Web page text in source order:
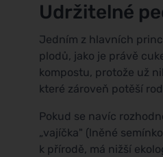
Udržitelné
Jedním z hlavních
plodů, jako je právě
kompostu, protože už
které zároveň potěší
Pokud se navíc
„vajíčka" (lněné
k přírodě, má nižší